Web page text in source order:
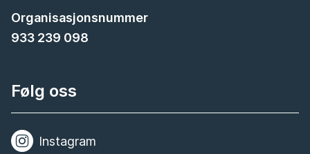
Organisasjonsnummer
933 239 098
Følg oss
Instagram